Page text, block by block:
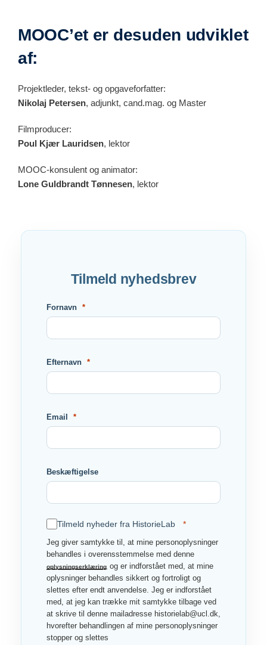
MOOC’et er desuden udviklet
af:
Projektleder, tekst- og opgaveforfatter:
Nikolaj Petersen, adjunkt, cand.mag. og Master
Filmproducer:
Poul Kjær Lauridsen, lektor
MOOC-konsulent og animator:
Lone Guldbrandt Tønnesen, lektor
Tilmeld nyhedsbrev
Fornavn
Efternavn
Email
Beskæftigelse
Tilmeld nyheder fra HistorieLab
Jeg giver samtykke til, at mine personoplysninger
behandles i overensstemmelse med denne
oplysningserklæring og er indforstået med, at mine
oplysninger behandles sikkert og fortroligt og
slettes efter endt anvendelse. Jeg er indforstået
med, at jeg kan trække mit samtykke tilbage ved
at skrive til denne mailadresse historielab@ucl.dk,
hvorefter behandlingen af mine personoplysninger
stopper og slettes